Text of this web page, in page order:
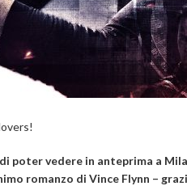
poter vedere in anteprima a
romanzo di Vince Flynn –